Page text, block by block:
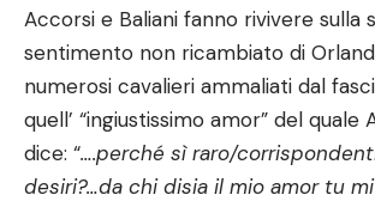
Accorsi e Baliani fanno rivivere sulla
sentimento non ricambiato di
numerosi cavalieri ammaliati dal
quell’ “ingiustissimo amor” del quale
dice: “….perché sì raro/
desiri?…da chi disia il mio amor tu